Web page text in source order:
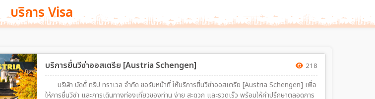
บริการ Visa
บริการยื่นวีซ่าออสเตรีย [Austria Schengen] 218
บริษัท บัดดี้ ทริป ทราเวล จำกัด ขอรับหน้าที่ ให้บริการยื่นวีซ่าออสเตรีย [Austria Schengen] เพื่อ
ให้การยื่นวีซ่า และการเดินทางท่องเที่ยวของท่าน ง่าย สะดวก และรวดเร็ว พร้อมให้คำปรึกษาตลอดการ